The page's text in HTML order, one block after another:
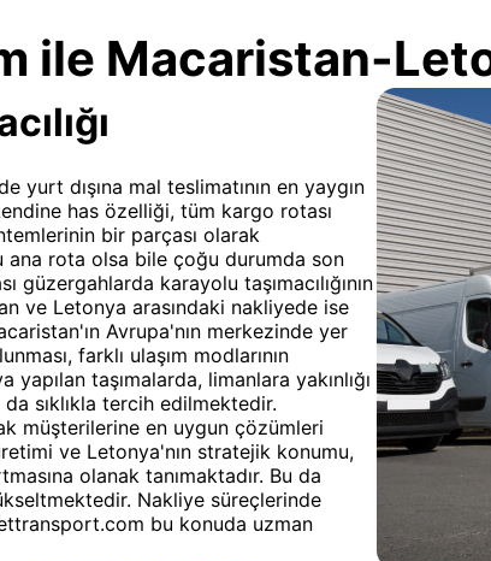
ile Macaristan-
yurt dışına mal teslimatının en yaygın
has özelliği, tüm kargo rotası
bir parçası olarak
ana rota olsa bile çoğu durumda son
güzergahlarda karayolu taşımacılığının
ve Letonya arasındaki nakliyede ise
Avrupa'nın merkezinde yer
farklı ulaşım modlarının
yapılan taşımalarda, limanlara yakınlığı
sıklıkla tercih edilmektedir.
müşterilerine en uygun çözümleri
ve Letonya'nın stratejik konumu,
olanak tanımaktadır. Bu da
Nakliye süreçlerinde
bu konuda uzman